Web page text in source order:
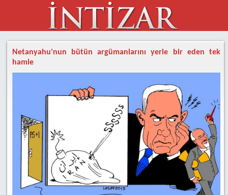
Netanyahu'nun bütün argümanlarını yerle bir eden tek
hamle